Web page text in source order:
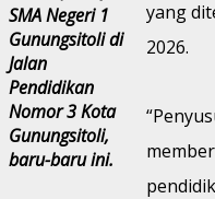
SMA Negeri 1
Gunungsitoli di
Jalan
Pendidikan
Nomor 3 Kota
Gunungsitoli,
baru-baru ini.
yang
2026.